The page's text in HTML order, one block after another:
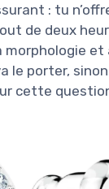
: tu
de deux
morphologie
le porter,
cette